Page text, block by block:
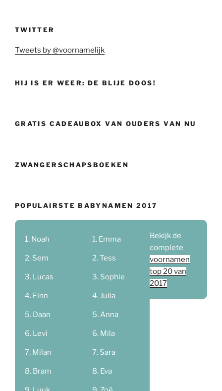
TWITTER
Tweets by @voornamelijk
HIJ IS ER WEER: DE BLIJE DOOS!
GRATIS CADEAUBOX VAN OUDERS VAN NU
ZWANGERSCHAPSBOEKEN
POPULAIRSTE BABYNAMEN 2017
Noah
Sem
Lucas
Finn
Daan
Levi
Milan
Bram
Emma
Tess
Sophie
Julia
Anna
Mila
Sara
Eva
Bekijk de
complete
voornamen
top 20 van
2017